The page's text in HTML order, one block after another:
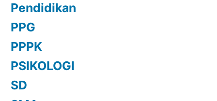
Pendidikan
PPG
PPPK
PSIKOLOGI
SD